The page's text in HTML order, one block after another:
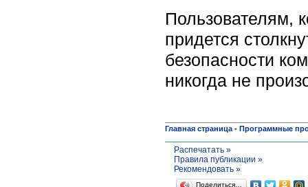
Пользователям,
придется
безопасности
никогда не
Главная страница - Программные
Распечатать »
Правила публикации »
Рекомендовать »
Поделиться…